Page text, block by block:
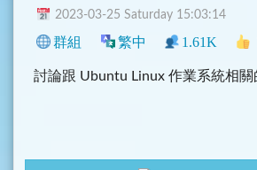
2023-03-25 Saturday 15:03:14
群組 繁中 1.61K
討論跟 Ubuntu Linux 作業系統相關